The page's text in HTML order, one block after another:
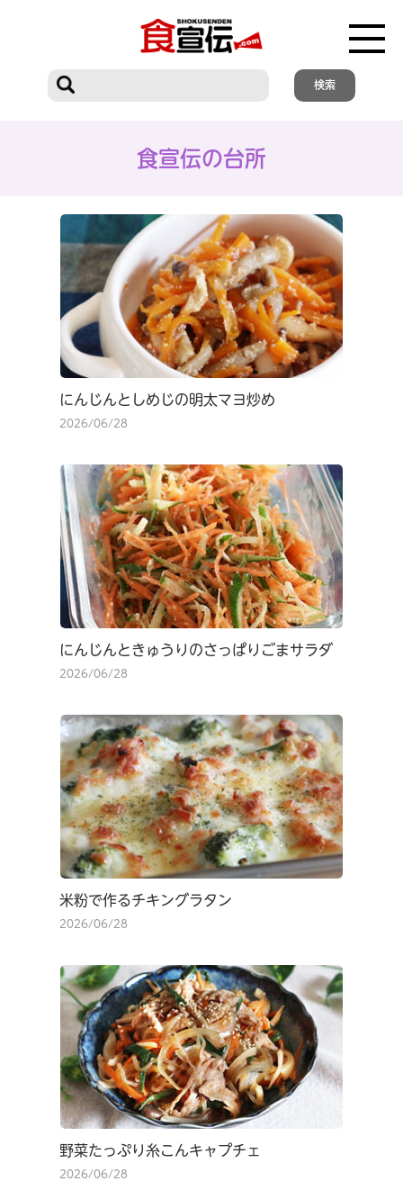
食宣伝の台所
にんじんとしめじの明太マヨ炒め
2026/06/28
にんじんときゅうりのさっぱりごまサラダ
2026/06/28
米粉で作るチキングラタン
2026/06/28
野菜たっぷり糸こんキャプチェ
2026/06/28